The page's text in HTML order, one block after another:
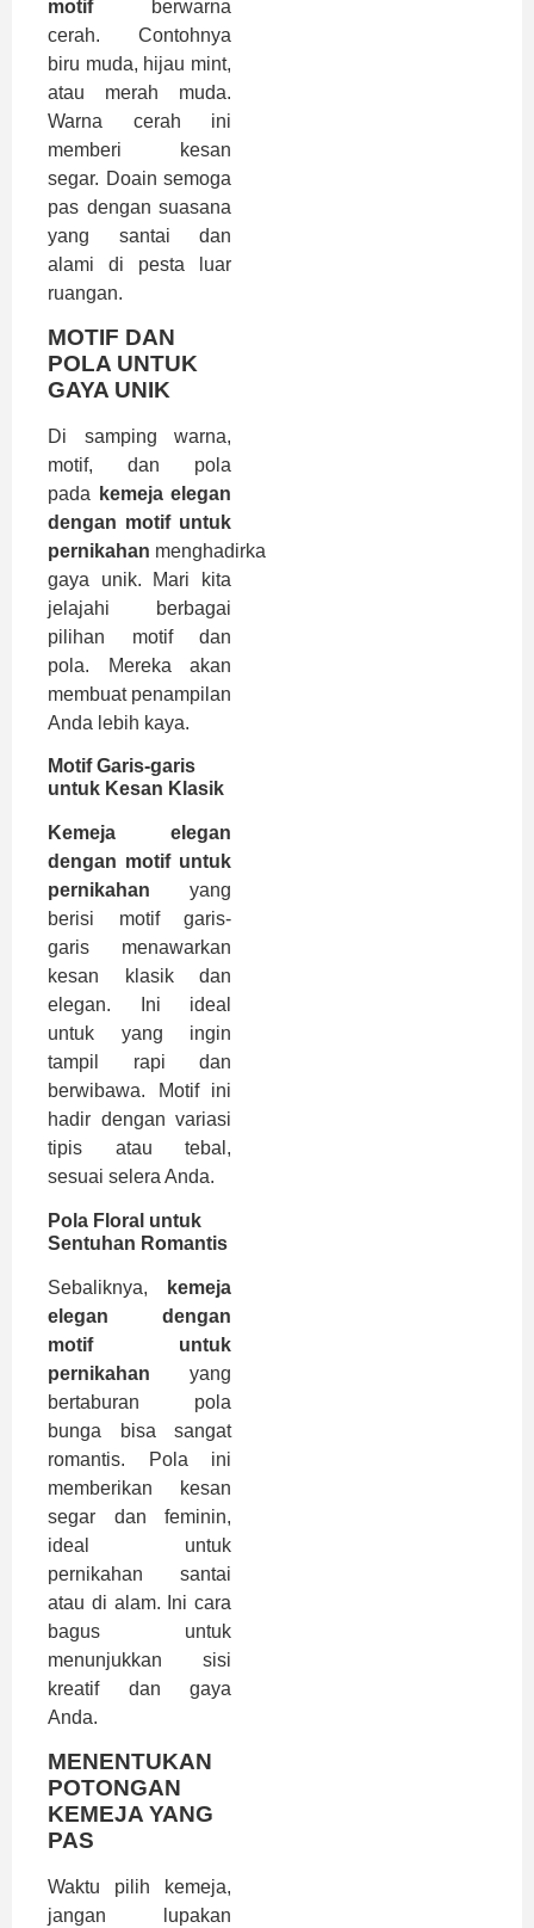
motifberwarna
cerah. Contohnya
biru muda, hijau mint,
atau merah muda.
Warna cerah ini
memberi kesan
segar. Doain semoga
pas dengan suasana
yang santai dan
alami di pesta luar
ruangan.
MOTIF DAN
POLA UNTUK
GAYA UNIK
Di samping warna,
motif, dan pola
pada
kemeja elegan
dengan motif untuk
pernikahan menghadirkan
gaya unik. Mari kita
jelajahi berbagai
pilihan motif dan
pola. Mereka akan
membuat penampilan
Anda lebih kaya.
Motif Garis-garis
untuk Kesan Klasik
Kemeja elegan
dengan motif untuk
pernikahan yang
berisi motif garis-
garis menawarkan
kesan klasik dan
elegan. Ini ideal
untuk yang ingin
tampil rapi dan
berwibawa. Motif ini
hadir dengan variasi
tipis atau tebal,
sesuai selera Anda.
Pola Floral untuk
Sentuhan Romantis
Sebaliknya,
kemeja
elegan dengan
motif untuk
pernikahan yang
bertaburan pola
bunga bisa sangat
romantis. Pola ini
memberikan kesan
segar dan feminin,
ideal untuk
pernikahan santai
atau di alam. Ini cara
bagus untuk
menunjukkan sisi
kreatif dan gaya
Anda.
MENENTUKAN
POTONGAN
KEMEJA YANG
PAS
Waktu pilih kemeja,
jangan lupakan